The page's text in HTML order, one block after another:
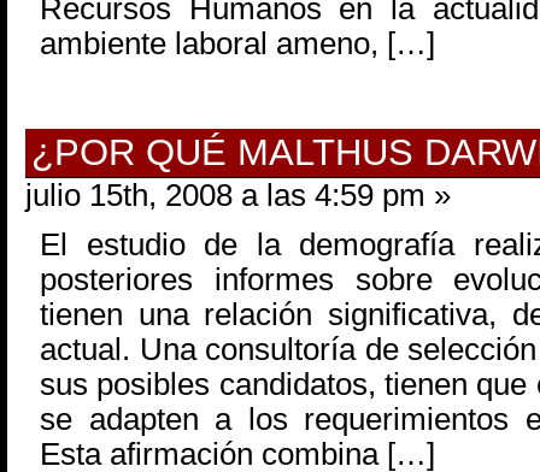
Recursos Humanos en la
ambiente laboral ameno, […]
¿POR QUÉ MALTHUS
julio 15th, 2008 a las 4:59 pm »
El estudio de la demografía
posteriores informes sobre
tienen una relación significativa,
actual. Una consultoría de
sus posibles candidatos, tienen
se adapten a los requerimientos
Esta afirmación combina […]